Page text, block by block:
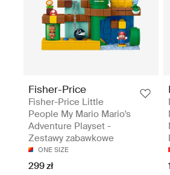
Fisher-Price
Fisher-Price Little
People My Mario Mario's
Adventure Playset -
Zestawy zabawkowe
ONE SIZE
299 zł